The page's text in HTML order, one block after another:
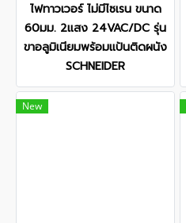
ไฟทาวเวอร์ ไม่มีไซเรน ขนาด
60มม. 2แสง 24VAC/DC รุ่น
ขาอลูมิเนียมพร้อมแป้นติดผนัง
SCHNEIDER
New